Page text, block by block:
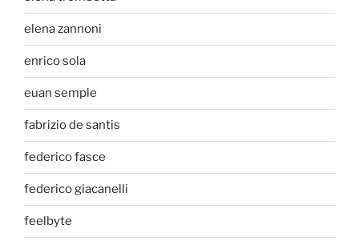
elena zannoni
enrico sola
euan semple
fabrizio de santis
federico fasce
federico giacanelli
feelbyte